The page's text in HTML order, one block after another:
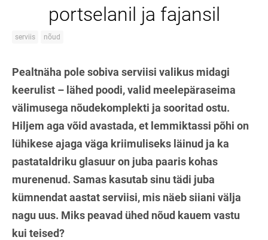
portselanil ja fajansil
serviis nõud
Pealtnäha pole sobiva serviisi valikus midagi
keerulist – lähed poodi, valid meelepäraseima
välimusega nõudekomplekti ja sooritad ostu.
Hiljem aga võid avastada, et lemmiktassi põhi on
lühikese ajaga väga kriimuliseks läinud ja ka
pastataldriku glasuur on juba paaris kohas
murenenud. Samas kasutab sinu tädi juba
kümnendat aastat serviisi, mis näeb siiani välja
nagu uus. Miks peavad ühed nõud kauem vastu
kui teised?